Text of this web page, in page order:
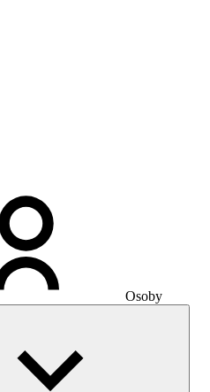
Osoby